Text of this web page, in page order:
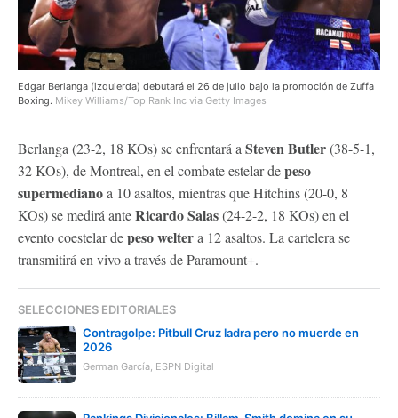
Edgar Berlanga (izquierda) debutará el 26 de julio bajo la promoción de Zuffa
Boxing. Mikey Williams/Top Rank Inc via Getty Images
Berlanga (23-2, 18 KOs) se enfrentará a Steven Butler(38-5-1,
32 KOs), de Montreal, en el combate estelar depeso
supermedianoa 10 asaltos, mientras que Hitchins (20-0, 8
KOs) se medirá anteRicardo Salas(24-2-2, 18 KOs) en el
evento coestelar depeso weltera 12 asaltos. La cartelera se
transmitirá en vivo a través de Paramount+.
SELECCIONES EDITORIALES
Contragolpe: Pitbull Cruz ladra pero no muerde en
2026
German García, ESPN Digital